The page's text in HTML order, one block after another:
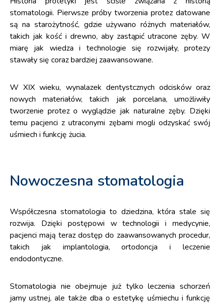
stomatologii. Pierwsze próby tworzenia protez datowane
są na starożytność, gdzie używano różnych materiałów,
takich jak kość i drewno, aby zastąpić utracone zęby. W
miarę jak wiedza i technologie się rozwijały, protezy
stawały się coraz bardziej zaawansowane.
W XIX wieku, wynalazek dentystcznych odcisków oraz
nowych materiałów, takich jak porcelana, umożliwiły
tworzenie protez o wyglądzie jak naturalne zęby. Dzięki
temu pacjenci z utraconymi zębami mogli odzyskać swój
uśmiech i funkcję żucia.
Nowoczesna stomatologia
Współczesna stomatologia to dziedzina, która stale się
rozwija. Dzięki postępowi w technologii i medycynie,
pacjenci mają teraz dostęp do zaawansowanych procedur,
takich jak implantologia, ortodoncja i leczenie
endodontyczne.
Stomatologia nie obejmuje już tylko leczenia schorzeń
jamy ustnej, ale także dba o estetykę uśmiechu i funkcję